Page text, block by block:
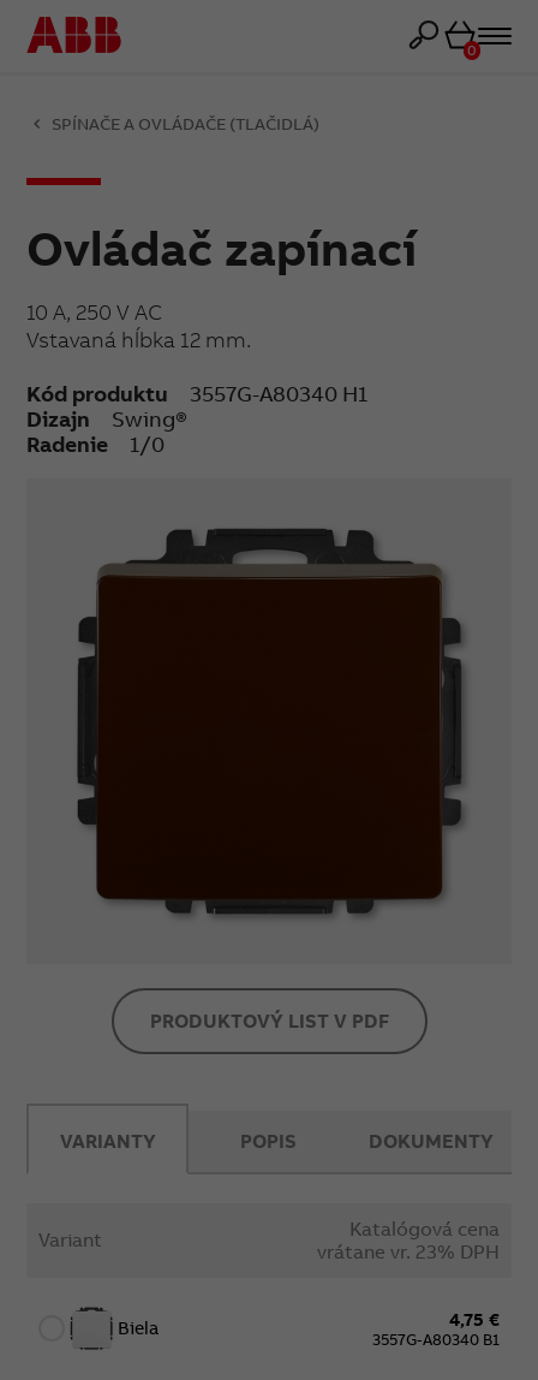
Košík
0
SPÍNAČE A OVLÁDAČE (TLAČIDLÁ)
Ovládač zapínací
10 A, 250 V AC
Vstavaná hĺbka 12 mm.
Kód produktu
3557G-A80340 H1
Dizajn
Swing®
Radenie
1/0
PRODUKTOVÝ LIST V PDF
VARIANTY
Variant
Katalógová cena
vrátane vr. 23% DPH
Biela 4,75 €
3557G-A80340 B1
POPIS DOKUMENTY